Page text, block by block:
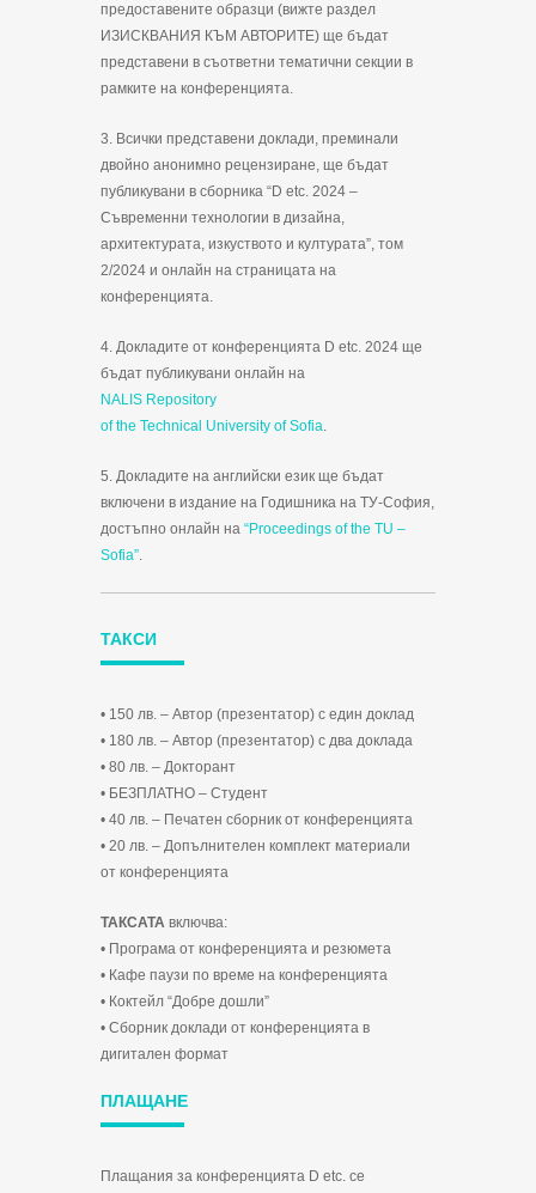
предоставените образци (вижте раздел
ИЗИСКВАНИЯ КЪМ АВТОРИТЕ) ще бъдат
представени в съответни тематични секции в
рамките на конференцията.
3. Всички представени доклади, преминали
двойно анонимно рецензиране, ще бъдат
публикувани в сборника “D etc. 2024 –
Съвременни технологии в дизайна,
архитектурата, изкуството и културата”, том
2/2024 и онлайн на страницата на
конференцията.
4. Докладите от конференцията D etc. 2024 ще
бъдат публикувани онлайн на
NALIS Repository
of the Technical University of Sofia.
5. Докладите на английски език ще бъдат
включени в издание на Годишника на ТУ-София,
достъпно онлайн на “Proceedings of the TU –
Sofia”.
ТАКСИ
• 150 лв. – Автор (презентатор) с един доклад
• 180 лв. – Автор (презентатор) с два доклада
• 80 лв. – Докторант
• БЕЗПЛАТНО – Студент
• 40 лв. – Печатен сборник от конференцията
• 20 лв. – Допълнителен комплект материали
от конференцията
ТАКСАТА включва:
• Програма от конференцията и резюмета
• Кафе паузи по време на конференцията
• Коктейл “Добре дошли”
• Сборник доклади от конференцията в
дигитален формат
ПЛАЩАНЕ
Плащания за конференцията D etc. се